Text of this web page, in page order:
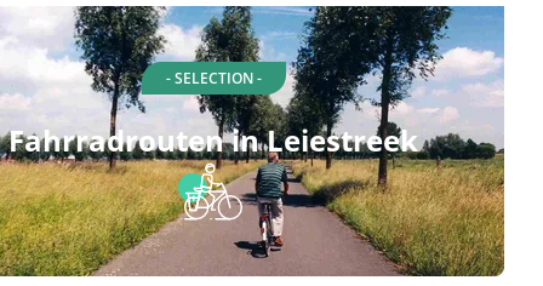
- SELECTION -
Fahrradrouten in Leiestreek